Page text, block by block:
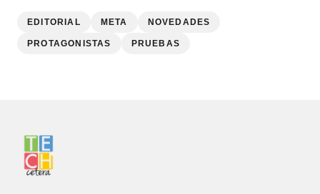
EDITORIAL META NOVEDADES
PROTAGONISTAS PRUEBAS